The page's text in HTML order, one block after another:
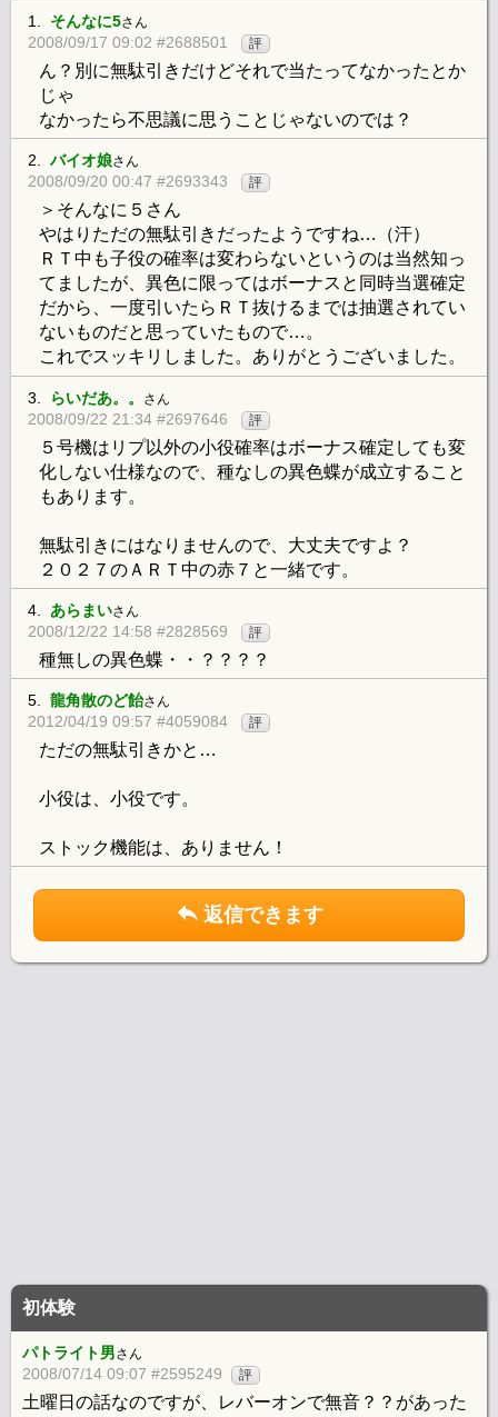
1. そんなに5さん
2008/09/17 09:02 #2688501 評
ん？別に無駄引きだけどそれで当たってなかったとか
じゃ
なかったら不思議に思うことじゃないのでは？
2. バイオ娘さん
2008/09/20 00:47 #2693343 評
＞そんなに５さん
やはりただの無駄引きだったようですね…（汗）
ＲＴ中も子役の確率は変わらないというのは当然知っ
てましたが、異色に限ってはボーナスと同時当選確定
だから、一度引いたらＲＴ抜けるまでは抽選されてい
ないものだと思っていたもので…。
これでスッキリしました。ありがとうございました。
3. らいだあ。。 さん
2008/09/22 21:34 #2697646 評
５号機はリプ以外の小役確率はボーナス確定しても変
化しない仕様なので、種なしの異色蝶が成立すること
もあります。
無駄引きにはなりませんので、大丈夫ですよ？
２０２７のＡＲＴ中の赤７と一緒です。
4. あらまいさん
2008/12/22 14:58 #2828569 評
種無しの異色蝶・・？？？？
5. 龍角散のど飴さん
2012/04/19 09:57 #4059084 評
ただの無駄引きかと…
小役は、小役です。
ストック機能は、ありません！
返信できます
初体験
パトライト男さん
2008/07/14 09:07 #2595249 評
土曜日の話なのですが、レバーオンで無音？？があった